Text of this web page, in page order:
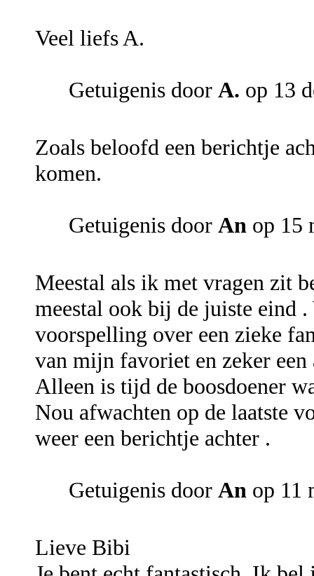
Veel liefs A.
Getuigenis door A. op 13
Zoals beloofd een berichtje
komen.
Getuigenis door An op 15
Meestal als ik met vragen zit
meestal ook bij de juiste eind .
voorspelling over een zieke
van mijn favoriet en zeker
Alleen is tijd de boosdoener
Nou afwachten op de laatste
weer een berichtje achter .
Getuigenis door An op 11
Lieve Bibi